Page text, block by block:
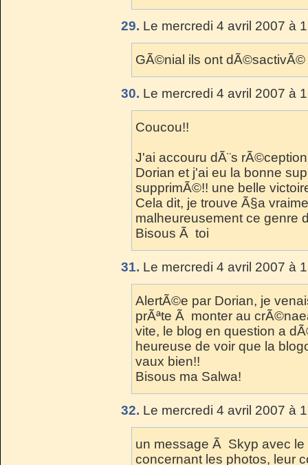
29. Le mercredi 4 avril 2007 à
GÃ©nial ils ont
30. Le mercredi 4 avril 2007 à
Coucou!!
J'ai accouru dÃ¨s
Dorian et j'ai eu la bonne
supprimÃ©!! une belle
Cela dit, je trouve Ã§a
malheureusement ce genre
Bisous Ã toi
31. Le mercredi 4 avril 2007 à
AlertÃ©e par Dorian, je
prÃªte Ã monter au
vite, le blog en question a
heureuse de voir que la
vaux bien!!
Bisous ma Salwa!
32. Le mercredi 4 avril 2007 à
un message Ã Skyp avec
concernant les photos, leur